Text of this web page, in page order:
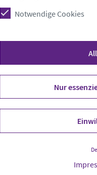
Notwendige Cookies
Nur